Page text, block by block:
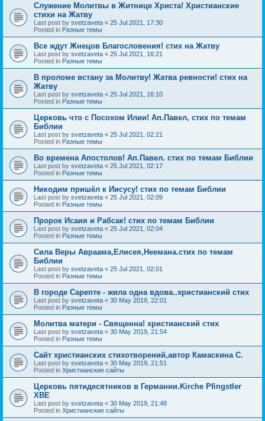
Служение Молитвы в Житнице Христа! Христианские
стихи на Жатву
Last post by svetzaveta « 25 Jul 2021, 17:30
Posted in Разные темы
Все ждут Жнецов Благословения! стих на Жатву
Last post by svetzaveta « 25 Jul 2021, 16:21
Posted in Разные темы
В проломе встану за Молитву! Жатва ревности! стих на
Жатву
Last post by svetzaveta « 25 Jul 2021, 16:10
Posted in Разные темы
Церковь что с Посохом Илии! Ап.Павел, стих по темам
Библии
Last post by svetzaveta « 25 Jul 2021, 02:21
Posted in Разные темы
Во времена Апостолов! Ап.Павел. стих по темам Библии
Last post by svetzaveta « 25 Jul 2021, 02:17
Posted in Разные темы
Никодим пришёл к Иисусу! стих по темам Библии
Last post by svetzaveta « 25 Jul 2021, 02:09
Posted in Разные темы
Пророк Исаия и Рабсак! стих по темам Библии
Last post by svetzaveta « 25 Jul 2021, 02:04
Posted in Разные темы
Сила Веры Авраама,Елисея,Неемана.стих по темам
Библии
Last post by svetzaveta « 25 Jul 2021, 02:01
Posted in Разные темы
В городе Сарепте - жила одна вдова..христианский стих
Last post by svetzaveta « 30 May 2019, 22:01
Posted in Разные темы
Молитва матери - Священна! христианский стих
Last post by svetzaveta « 30 May 2019, 21:54
Posted in Разные темы
Сайт христианских стихотворений,автор Камаскина С.
Last post by svetzaveta « 30 May 2019, 21:51
Posted in Христианские сайты
Церковь пятидесятников в Германии.Kirche Pfingstler
ХВЕ
Last post by svetzaveta « 30 May 2019, 21:48
Posted in Христианские сайты